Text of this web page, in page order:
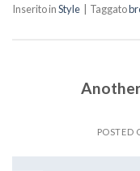
Inserito inStyle Taggato
POSTED